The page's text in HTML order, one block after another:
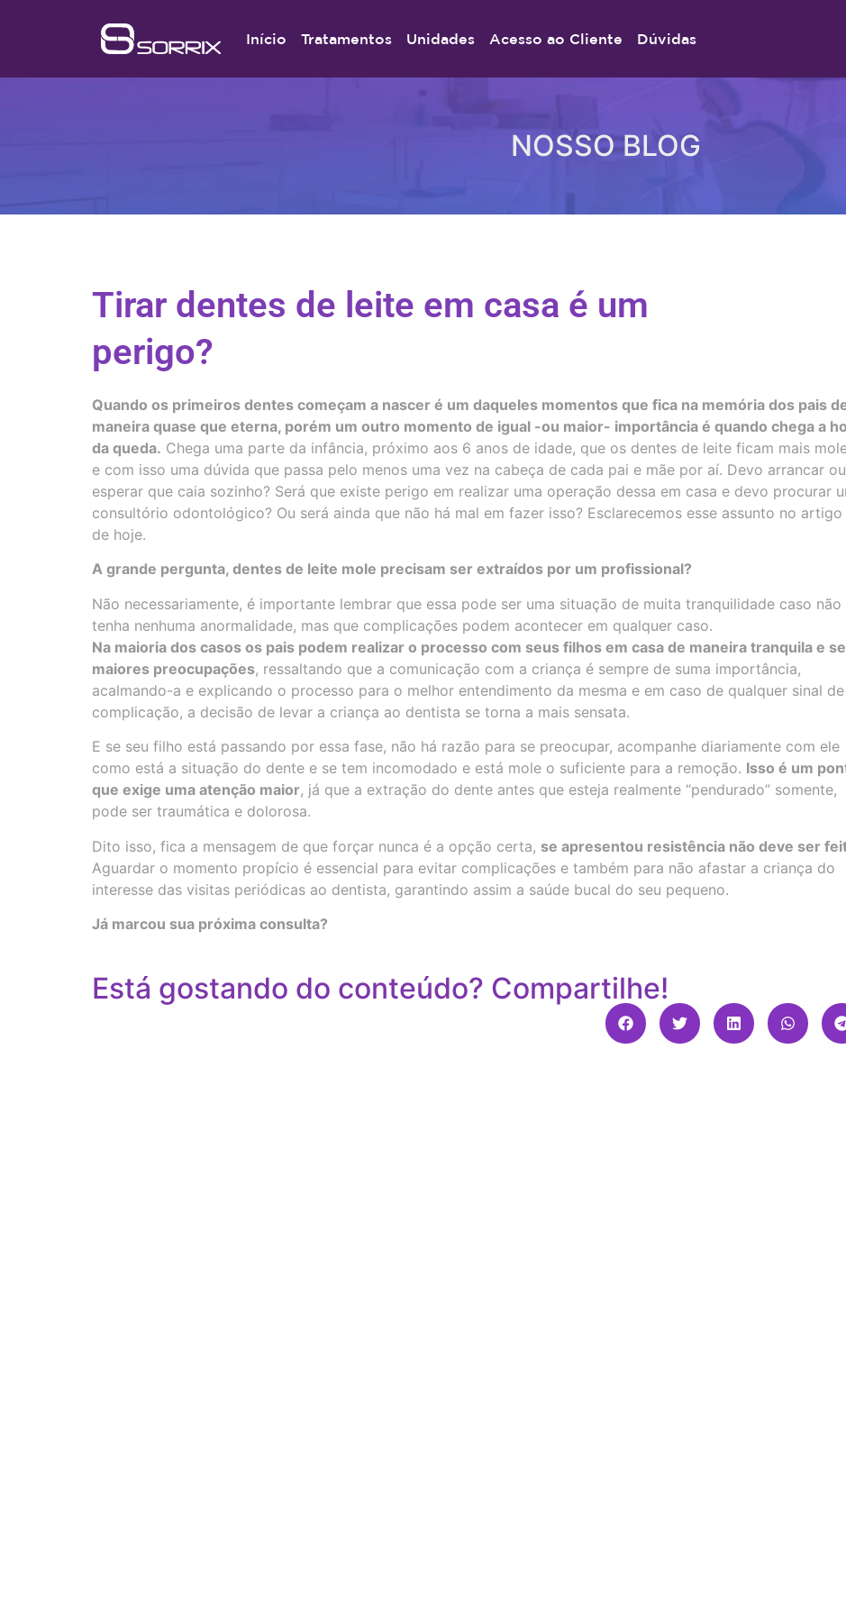
Início Tratamentos Unidades Acesso ao Cliente Dúvidas
NOSSO BLOG
Tirar dentes de leite em casa é um
perigo?
Quando os primeiros dentes começam a nascer é um daqueles momentos que fica na memória dos pais
maneira quase que eterna, porém um outro momento de igual -ou maior- importância é quando chega a
da queda. Chega uma parte da infância, próximo aos 6 anos de idade, que os dentes de leite ficam mais
e com isso uma dúvida que passa pelo menos uma vez na cabeça de cada pai e mãe por aí. Devo arrancar ou
esperar que caia sozinho? Será que existe perigo em realizar uma operação dessa em casa e devo procurar
consultório odontológico? Ou será ainda que não há mal em fazer isso? Esclarecemos esse assunto no artigo
de hoje.
A grande pergunta, dentes de leite mole precisam ser extraídos por um profissional?
Não necessariamente, é importante lembrar que essa pode ser uma situação de muita tranquilidade caso não
tenha nenhuma anormalidade, mas que complicações podem acontecer em qualquer caso.
Na maioria dos casos os pais podem realizar o processo com seus filhos em casa de maneira tranquila e
maiores preocupações, ressaltando que a comunicação com a criança é sempre de suma importância,
acalmando-a e explicando o processo para o melhor entendimento da mesma e em caso de qualquer sinal de
complicação, a decisão de levar a criança ao dentista se torna a mais sensata.
E se seu filho está passando por essa fase, não há razão para se preocupar, acompanhe diariamente com ele
como está a situação do dente e se tem incomodado e está mole o suficiente para a remoção. Isso é um
que exige uma atenção maior, já que a extração do dente antes que esteja realmente “pendurado” somente,
pode ser traumática e dolorosa.
Dito isso, fica a mensagem de que forçar nunca é a opção certa, se apresentou resistência não deve ser
Aguardar o momento propício é essencial para evitar complicações e também para não afastar a criança do
interesse das visitas periódicas ao dentista, garantindo assim a saúde bucal do seu pequeno.
Já marcou sua próxima consulta?
Está gostando do conteúdo? Compartilhe!